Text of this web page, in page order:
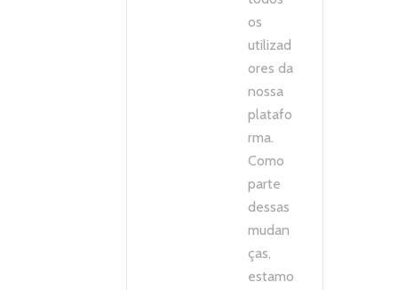
os
utilizad
ores da
nossa
platafo
rma.
Como
parte
dessas
mudan
ças,
estamo